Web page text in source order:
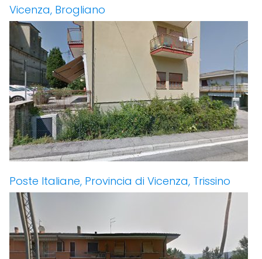
Vicenza, Brogliano
Poste Italiane, Provincia di Vicenza, Trissino